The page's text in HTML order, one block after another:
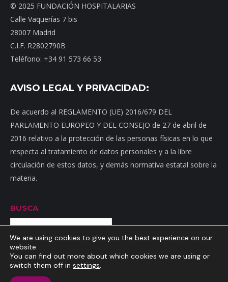
© 2025 FUNDACIÓN HOSPITALARIAS
Calle Vaquerías 7 bis
28007 Madrid
C.I.F. R2802790B
Teléfono: +34 91 573 66 53
AVISO LEGAL Y PRIVACIDAD:
De acuerdo al REGLAMENTO (UE) 2016/679 DEL
PARLAMENTO EUROPEO Y DEL CONSEJO de 27 de abril de
2016 relativo a la protección de las personas físicas en lo que
respecta al tratamiento de datos personales y a la libre
circulación de estos datos, y demás normativa estatal sobre la
materia.
BUSCA
Buscar
Inicio Mapa web
We are using cookies to give you the best experience on our
website.
You can find out more about which cookies we are using or
switch them off in settings.